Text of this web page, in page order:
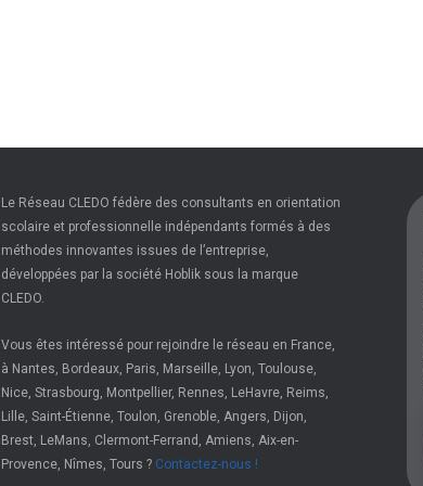
Le Réseau CLEDO fédère des consultants en orientation
scolaire et professionnelle indépendants formés à des
méthodes innovantes issues de l’entreprise,
développées par la société Hoblik sous la marque
CLEDO.
Vous êtes intéressé pour rejoindre le réseau en France,
à Nantes, Bordeaux, Paris, Marseille, Lyon, Toulouse,
Nice, Strasbourg, Montpellier, Rennes, LeHavre, Reims,
Lille, Saint-Étienne, Toulon, Grenoble, Angers, Dijon,
Brest, LeMans, Clermont-Ferrand, Amiens, Aix-en-
Provence, Nîmes, Tours ? Contactez-nous !